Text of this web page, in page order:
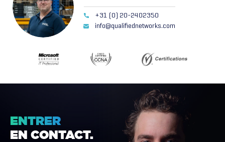
+31 (0) 20-2402350
info@qualifiednetworks.com
ENTRER
EN CONTACT.